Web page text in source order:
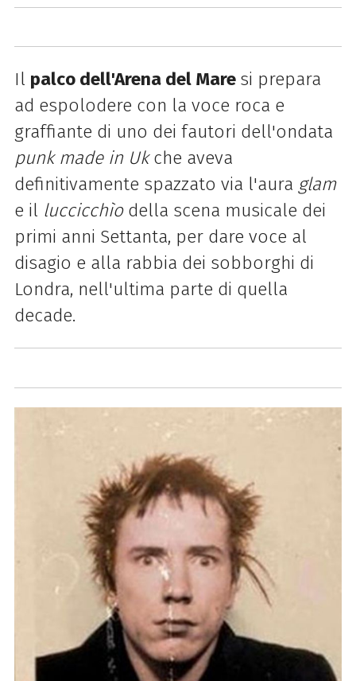
Il palco dell'Arena del Mare si prepara
ad espolodere con la voce roca e
graffiante di uno dei fautori dell'ondata
punk made in Ukche aveva
definitivamente spazzato via l'aura glam
e il luccicchìo della scena musicale dei
primi anni Settanta, per dare voce al
disagio e alla rabbia dei sobborghi di
Londra, nell'ultima parte di quella
decade.